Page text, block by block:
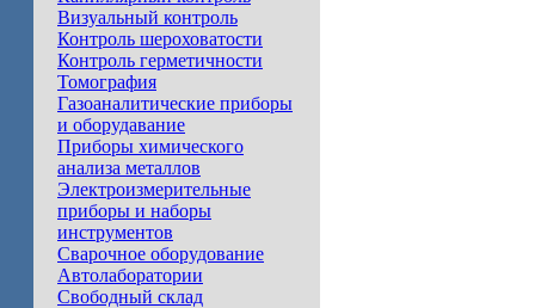
Визуальный контроль
Контроль шероховатости
Контроль герметичности
Томография
Газоаналитические приборы
и оборудавание
Приборы химического
анализа металлов
Электроизмерительные
приборы и наборы
инструментов
Сварочное оборудование
Автолаборатории
Свободный склад